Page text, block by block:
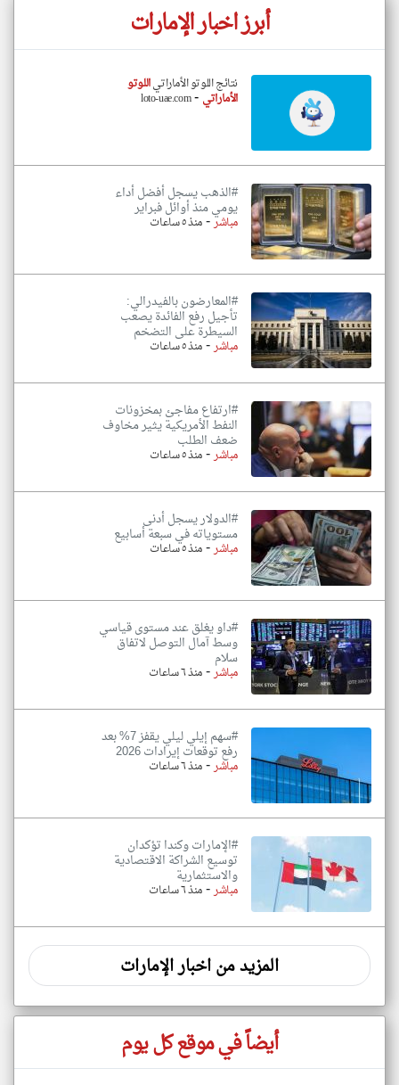
أبرز اخبار الإمارات
نتائج اللوتو الأماراتياللوتو
الأماراتي-
loto-uae.com
#الذهب يسجل أفضل أداء
يومي منذ أوائل فبراير
مباشر-منذ ٥ ساعات
#المعارضون بالفيدرالي:
تأجيل رفع الفائدة يصعب
السيطرة على التضخم
مباشر-منذ ٥ ساعات
#ارتفاع مفاجئ بمخزونات
النفط الأمريكية يثير مخاوف
ضعف الطلب
مباشر-منذ ٥ ساعات
#الدولار يسجل أدنى
مستوياته في سبعة أسابيع
مباشر-منذ ٥ ساعات
#داو يغلق عند مستوى قياسي
وسط آمال التوصل لاتفاق
سلام
مباشر-منذ ٦ ساعات
#سهم إيلي ليلي يقفز 7% بعد
رفع توقعات إيرادات 2026
مباشر-منذ ٦ ساعات
#الإمارات وكندا تؤكدان
توسيع الشراكة الاقتصادية
والاستثمارية
مباشر-منذ ٦ ساعات
المزيد من اخبار الإمارات
أيضاً في موقع كل يوم